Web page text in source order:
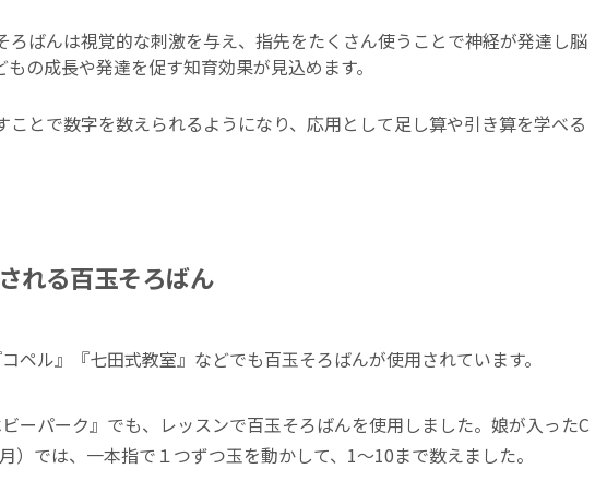
ろばんは視覚的な刺激を与え、指先をたくさん使うことで神経が発達し脳
の成長や発達を促す知育効果が見込めます。
ことで数字を数えられるようになり、応用として足し算や引き算を学べる
れる百玉そろばん
ペル』『七田式教室』などでも百玉そろばんが使用されています。
ーパーク』でも、レッスンで百玉そろばんを使用しました。娘が入ったC
）では、一本指で１つずつ玉を動かして、1〜10まで数えました。